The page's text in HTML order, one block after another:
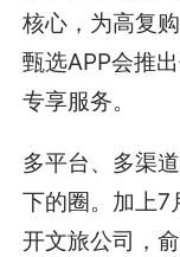
核心，为高复
甄选APP会推
专享服务。
多平台、多渠
下的圈。加上7
开文旅公司，